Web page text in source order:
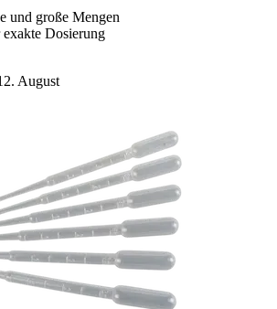
und große Mengen
exakte Dosierung
August